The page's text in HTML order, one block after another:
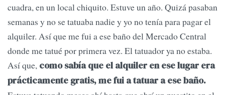
cuadra, en un local chiquito. Estuve un año. Quizá pasaban
semanas y no se tatuaba nadie y yo no tenía para pagar el
alquiler. Así que me fui a ese baño del Mercado Central
donde me tatué por primera vez. El tatuador ya no estaba.
Así que, como sabía que el alquiler en ese lugar era
prácticamente gratis, me fui a tatuar a ese baño.